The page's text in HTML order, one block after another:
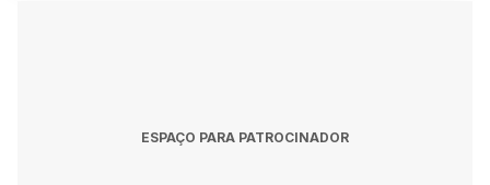
ESPAÇO PARA PATROCINADOR